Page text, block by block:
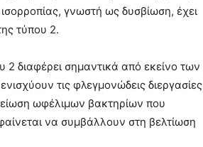
γνωστή ως δυσβίωση, έχει
τύπου 2.
2 διαφέρει σημαντικά από εκείνο των
τις φλεγμονώδεις διεργασίες
ωφέλιμων βακτηρίων που
να συμβάλλουν στη βελτίωση